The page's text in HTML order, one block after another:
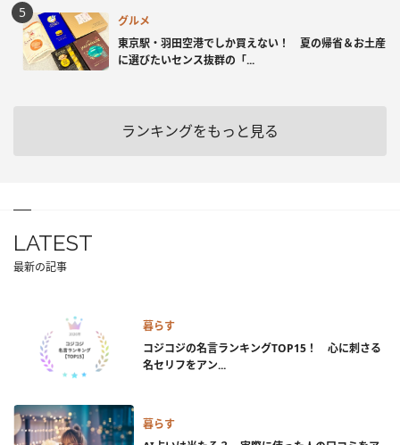
グルメ
東京駅・羽田空港でしか買えない！ 夏の帰省＆お土産
に選びたいセンス抜群の「...
ランキングをもっと見る
LATEST
最新の記事
暮らす
コジコジの名言ランキングTOP15！ 心に刺さる
名セリフをアン...
暮らす